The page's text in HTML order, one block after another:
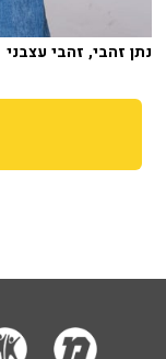
נתן זהבי, זהבי עצבני